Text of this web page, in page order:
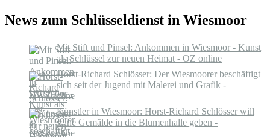
News zum Schlüsseldienst in Wiesmoor
Mit Stift und Pinsel: Ankommen in Wiesmoor - Kunst
als Schlüssel zur neuen Heimat - OZ online
Horst-Richard Schlösser: Der Wiesmoorer beschäftigt
sich seit der Jugend mit Malerei und Grafik -
NWZonline
Künstler in Wiesmoor: Horst-Richard Schlösser will
seine Gemälde in die Blumenhalle geben -
NWZonline